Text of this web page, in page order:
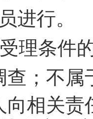
进行。
理条件
查；不
向相关责